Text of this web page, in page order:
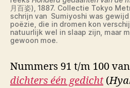
月百姿), 1887. Collectie Tokyo
schrijn van Sumiyoshi was
poëzie, die in dromen kon
natuurlijk wel in slaap zijn, maar
gewoon moe.
Nummers 91 t/m 100 van
dichters één gedicht(